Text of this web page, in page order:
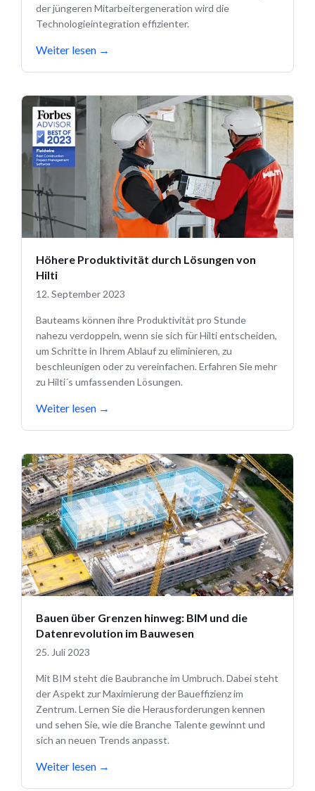
der jüngeren Mitarbeitergeneration wird die
Technologieintegration effizienter.
Weiter lesen →
Höhere Produktivität durch Lösungen von
Hilti
12. September 2023
Bauteams können ihre Produktivität pro Stunde
nahezu verdoppeln, wenn sie sich für Hilti entscheiden,
um Schritte in Ihrem Ablauf zu eliminieren, zu
beschleunigen oder zu vereinfachen. Erfahren Sie mehr
zu Hilti´s umfassenden Lösungen.
Weiter lesen →
Bauen über Grenzen hinweg: BIM und die
Datenrevolution im Bauwesen
25. Juli 2023
Mit BIM steht die Baubranche im Umbruch. Dabei steht
der Aspekt zur Maximierung der Baueffizienz im
Zentrum. Lernen Sie die Herausforderungen kennen
und sehen Sie, wie die Branche Talente gewinnt und
sich an neuen Trends anpasst.
Weiter lesen →